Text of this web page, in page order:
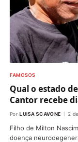
FAMOSOS
Qual o estado
Cantor recebe
Por LUISA SCAVONE 2
Filho de Milton
doença